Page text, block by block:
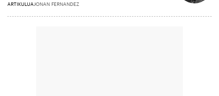
ARTIKULUA JONAN FERNANDEZ